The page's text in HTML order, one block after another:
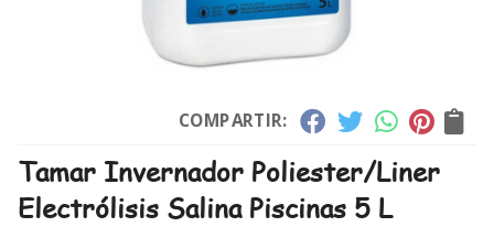
COMPARTIR:
Tamar Invernador Poliester/Liner
Electrólisis Salina Piscinas 5 L